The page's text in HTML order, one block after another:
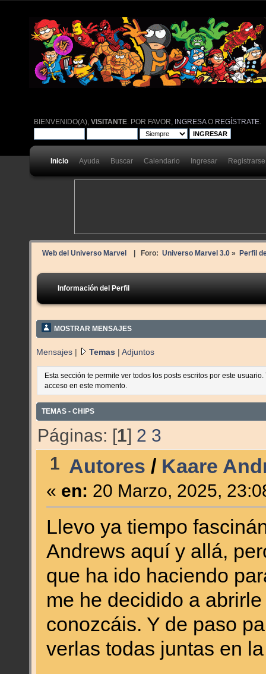
BIENVENIDO(A),VISITANTE . POR FAVOR, INGRESAO REGÍSTRATE
Inicio Ayuda Buscar Calendario Ingresar Registrarse
Web del Universo Marvel | Foro: Universo Marvel 3.0» Perfil
Información del Perfil
MOSTRAR MENSAJES
Mensajes | Temas | Adjuntos
Esta sección te permite ver todos los posts escritos por este
acceso en este momento.
TEMAS - CHIPS
Páginas: [1] 2 3
1 Autores / Kaare
« en: 20 Marzo, 2025,
Llevo ya tiempo
Andrews aquí y allá,
que ha ido haciendo
me he decidido a
conozcáis. Y de paso
verlas todas juntas en